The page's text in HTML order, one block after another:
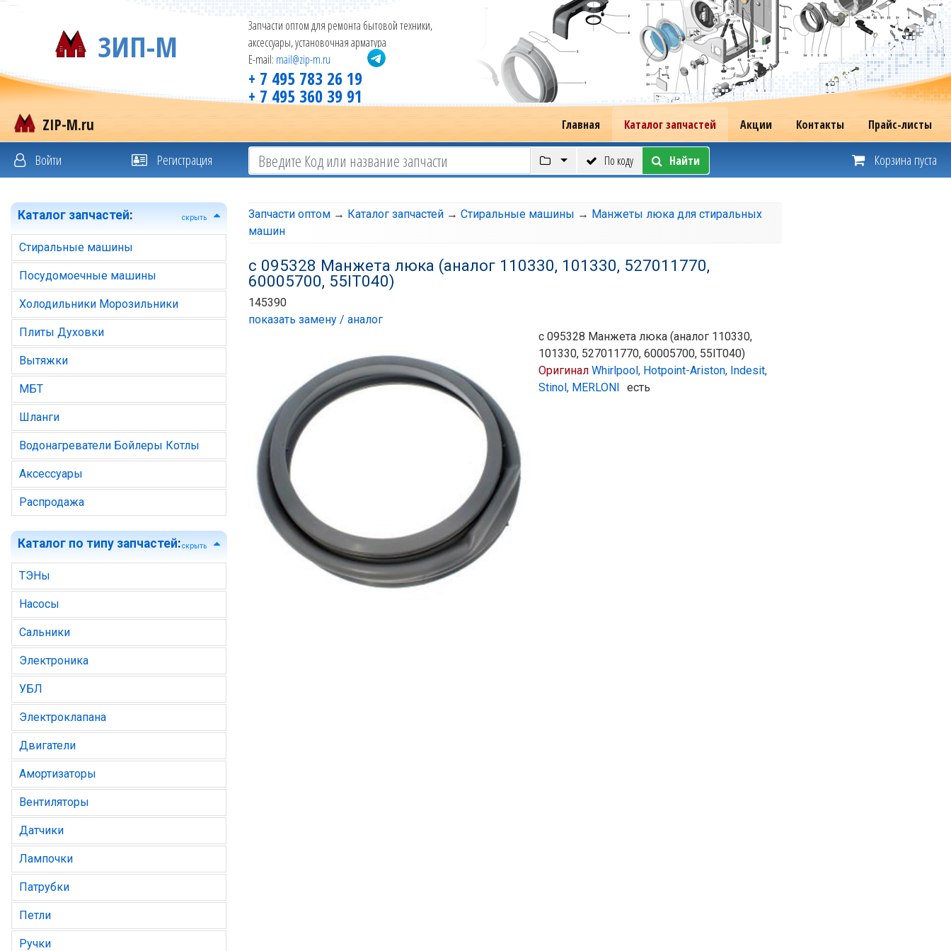
ЗИП-М
Запчасти оптом для ремонта бытовой техники,
аксессуары, установочная арматура
E-mail: mail@zip-m.ru
+ 7 495 783 26 19
+ 7 495 360 39 91
ZIP-M.ru Главная Каталог запчастей Акции Контакты Прайс-листы
Войти Регистрация По коду Найти Корзина пуста
Каталог запчастей: скрыть
Стиральные машины
Посудомоечные машины
Холодильники Морозильники
Плиты Духовки
Вытяжки
МБТ
Шланги
Водонагреватели Бойлеры Котлы
Аксессуары
Распродажа
Каталог по типу запчастей:скрыть
ТЭНы
Насосы
Сальники
Электроника
УБЛ
Электроклапана
Двигатели
Амортизаторы
Вентиляторы
Датчики
Лампочки
Патрубки
Петли
Ручки
Запчасти оптом → Каталог запчастей → Стиральные машины → Манжеты люка для стиральных
машин
с 095328 Манжета люка (аналог 110330, 101330, 527011770,
60005700, 55IT040)
145390
показать замену / аналог
с 095328 Манжета люка (аналог 110330,
101330, 527011770, 60005700, 55IT040)
Оригинал Whirlpool, Hotpoint-Ariston, Indesit,
Stinol, MERLONI есть